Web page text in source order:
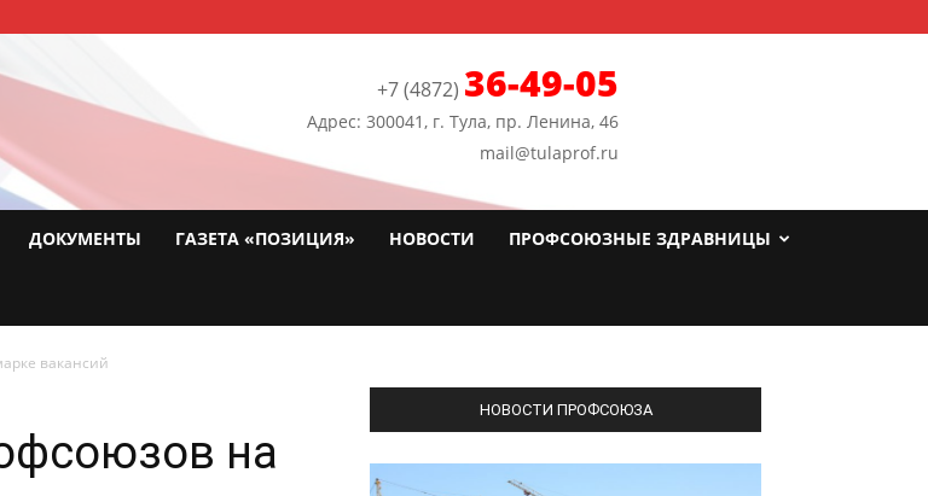
+7 (4872) 36-49-05
Адрес: 300041, г. Тула, пр. Ленина, 46
mail@tulaprof.ru
ДОКУМЕНТЫ ГАЗЕТА «ПОЗИЦИЯ» НОВОСТИ ПРОФСОЮЗНЫЕ ЗДРАВНИЦЫ
вакансий
на
НОВОСТИ ПРОФСОЮЗА